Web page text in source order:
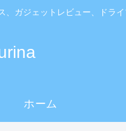
ガジェットレビュー、ドライ
ホーム